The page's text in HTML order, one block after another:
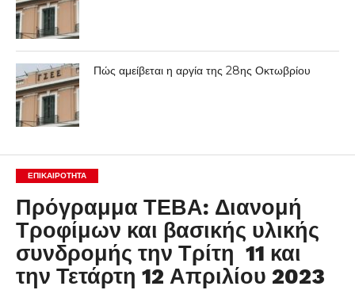
Πώς αμείβεται η αργία της 28ης Οκτωβρίου
ΕΠΙΚΑΙΡΟΤΗΤΑ
Πρόγραμμα ΤΕΒΑ: Διανομή
Τροφίμων και βασικής υλικής
συνδρομής την Τρίτη 11 και
την Τετάρτη 12 Απριλίου 2023